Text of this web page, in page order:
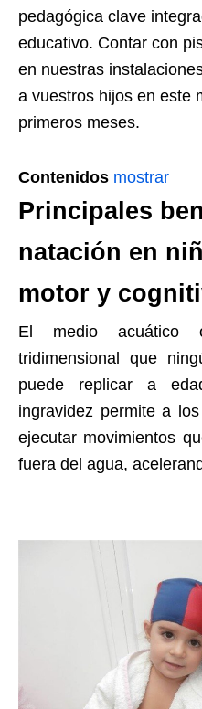
pedagógica clave
educativo. Contar con
en nuestras
a vuestros hijos en este
primeros meses.
Contenidos mostrar
Principales
natación en
motor y
El medio acuático
tridimensional que
puede replicar a
ingravidez permite a
ejecutar movimientos
fuera del agua,